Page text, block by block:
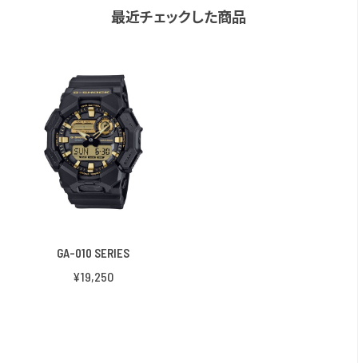
最近チェックした商品
GA-010 SERIES
¥19,250